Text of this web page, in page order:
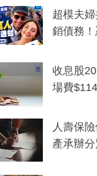
超模夫
銷債務
一度被
收息股
場費
人壽保
產承辦